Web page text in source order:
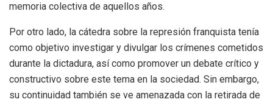
memoria colectiva de aquellos años.
Por otro lado, la cátedra sobre la represión franquista tenía
como objetivo investigar y divulgar los crímenes cometidos
durante la dictadura, así como promover un debate crítico y
constructivo sobre este tema en la sociedad. Sin embargo,
su continuidad también se ve amenazada con la retirada de